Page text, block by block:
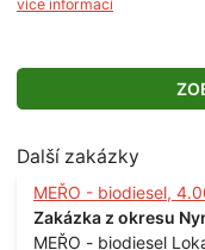
více informací
Další zakázky
MEŘO - biodiesel,
Zakázka z okresu
MEŘO - biodiesel Lokalita: - Praha Termín: - průběžně,